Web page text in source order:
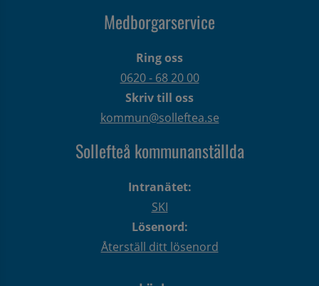
Medborgarservice
Ring oss
0620 - 68 20 00
Skriv till oss
kommun@solleftea.se
Sollefteå kommunanställda
Intranätet:
SKI
Lösenord:
Återställ ditt lösenord